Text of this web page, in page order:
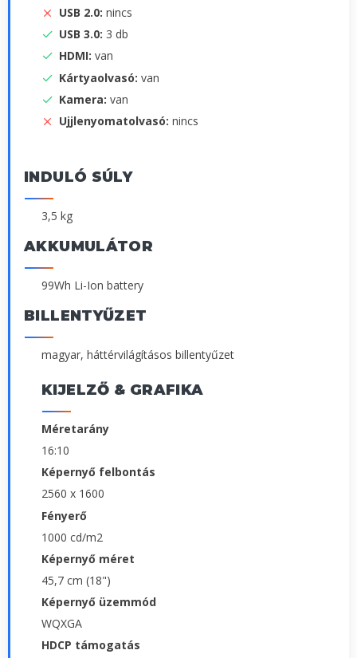
USB 2.0: nincs
USB 3.0: 3 db
HDMI: van
Kártyaolvasó: van
Kamera: van
Ujjlenyomatolvasó: nincs
INDULÓ SÚLY
3,5 kg
AKKUMULÁTOR
99Wh Li-Ion battery
BILLENTYŰZET
magyar, háttérvilágításos billentyűzet
KIJELZŐ & GRAFIKA
Méretarány
16:10
Képernyő felbontás
2560 x 1600
Fényerő
1000 cd/m2
Képernyő méret
45,7 cm (18")
Képernyő üzemmód
WQXGA
HDCP támogatás